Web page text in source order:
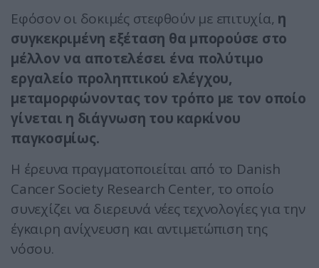
Εφόσον οι δοκιμές στεφθούν με επιτυχία, η
συγκεκριμένη εξέταση θα μπορούσε στο
μέλλον να αποτελέσει ένα πολύτιμο
εργαλείο προληπτικού ελέγχου,
μεταμορφώνοντας τον τρόπο με τον οποίο
γίνεται η διάγνωση του καρκίνου
παγκοσμίως.
Η έρευνα πραγματοποιείται από το Danish
Cancer Society Research Center, το οποίο
συνεχίζει να διερευνά νέες τεχνολογίες για την
έγκαιρη ανίχνευση και αντιμετώπιση της
νόσου.